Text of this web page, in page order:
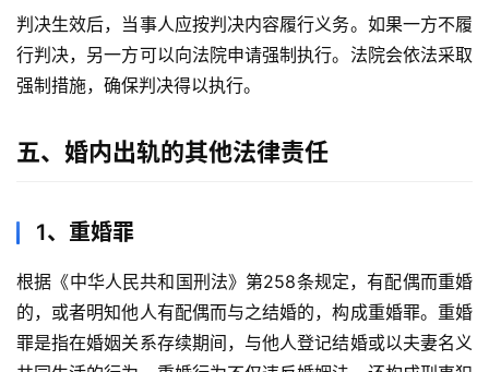
判决生效后，当事人应按判决内容履行义务。如果一方不履
行判决，另一方可以向法院申请强制执行。法院会依法采取
强制措施，确保判决得以执行。
五、婚内出轨的其他法律责任
1、重婚罪
根据《中华人民共和国刑法》第258条规定，有配偶而重婚
的，或者明知他人有配偶而与之结婚的，构成重婚罪。重婚
罪是指在婚姻关系存续期间，与他人登记结婚或以夫妻名义